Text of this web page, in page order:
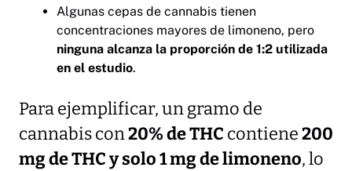
Algunas cepas de cannabis tienen
concentraciones mayores de limoneno, pero
ninguna alcanza la proporción de 1:2 utilizada
en el estudio.
Para ejemplificar, un gramo de
cannabis con20% de THC contiene200
mg de THC y solo 1 mg de limoneno, lo